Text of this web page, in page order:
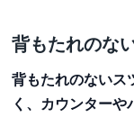
背もたれのな
背もたれのないス
く、カウンターや